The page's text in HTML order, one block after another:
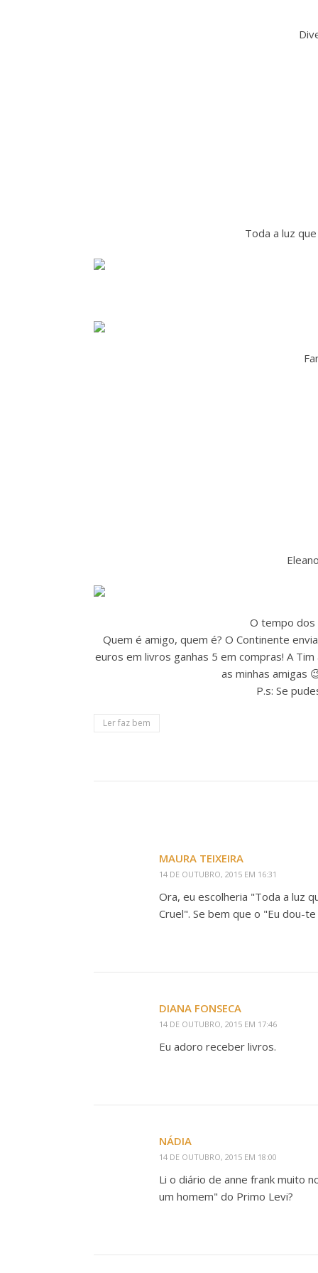
Toda a luz
O tempo
Quem é amigo, quem é? O Continente
euros em livros ganhas 5 em compras! A
as minhas amigas
P.s: Se
Ler faz bem
MAURA TEIXEIRA
14 DE OUTUBRO, 2015 EM 16:31
Ora, eu escolheria "Toda a luz
Cruel". Se bem que o "Eu dou-
DIANA FONSECA
14 DE OUTUBRO, 2015 EM 17:46
Eu adoro receber livros.
NÁDIA
14 DE OUTUBRO, 2015 EM 18:00
Li o diário de anne frank muito
um homem" do Primo Levi?